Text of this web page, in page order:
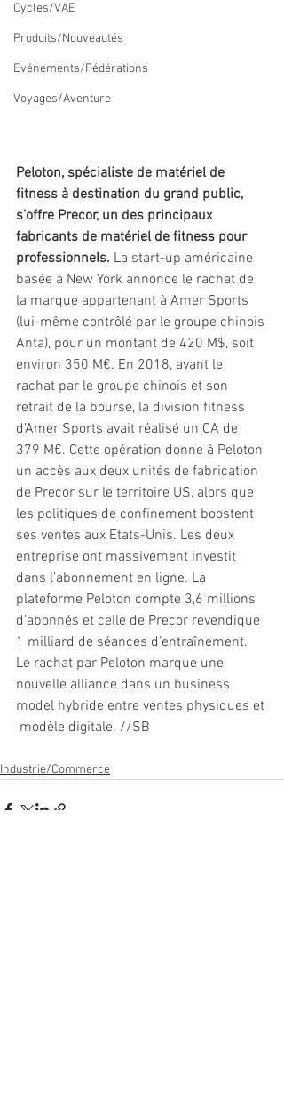
Cycles/VAE
Produits/Nouveautés
Evénements/Fédérations
Voyages/Aventure
Peloton, spécialiste de matériel de
fitness à destination du grand public,
s’offre Precor, un des principaux
fabricants de matériel de fitness pour
professionnels. La start-up américaine
basée à New York annonce le rachat de
la marque appartenant à Amer Sports
(lui-même contrôlé par le groupe chinois
Anta), pour un montant de 420 M$, soit
environ 350 M€. En 2018, avant le
rachat par le groupe chinois et son
retrait de la bourse, la division fitness
d’Amer Sports avait réalisé un CA de
379 M€. Cette opération donne à Peloton
un accès aux deux unités de fabrication
de Precor sur le territoire US, alors que
les politiques de confinement boostent
ses ventes aux Etats-Unis. Les deux
entreprise ont massivement investit
dans l’abonnement en ligne. La
plateforme Peloton compte 3,6 millions
d’abonnés et celle de Precor revendique
1 milliard de séances d’entraînement.
Le rachat par Peloton marque une
nouvelle alliance dans un business
model hybride entre ventes physiques et
modèle digitale. //SB
Industrie/Commerce